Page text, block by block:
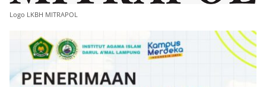
Logo LKBH MITRAPOL